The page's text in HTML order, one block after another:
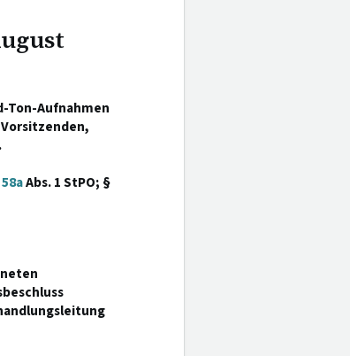
Ton-Aufnahmen
58aAbs. 1 StPO; §